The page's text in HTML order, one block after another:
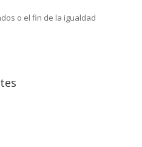
o el fin de la igualdad